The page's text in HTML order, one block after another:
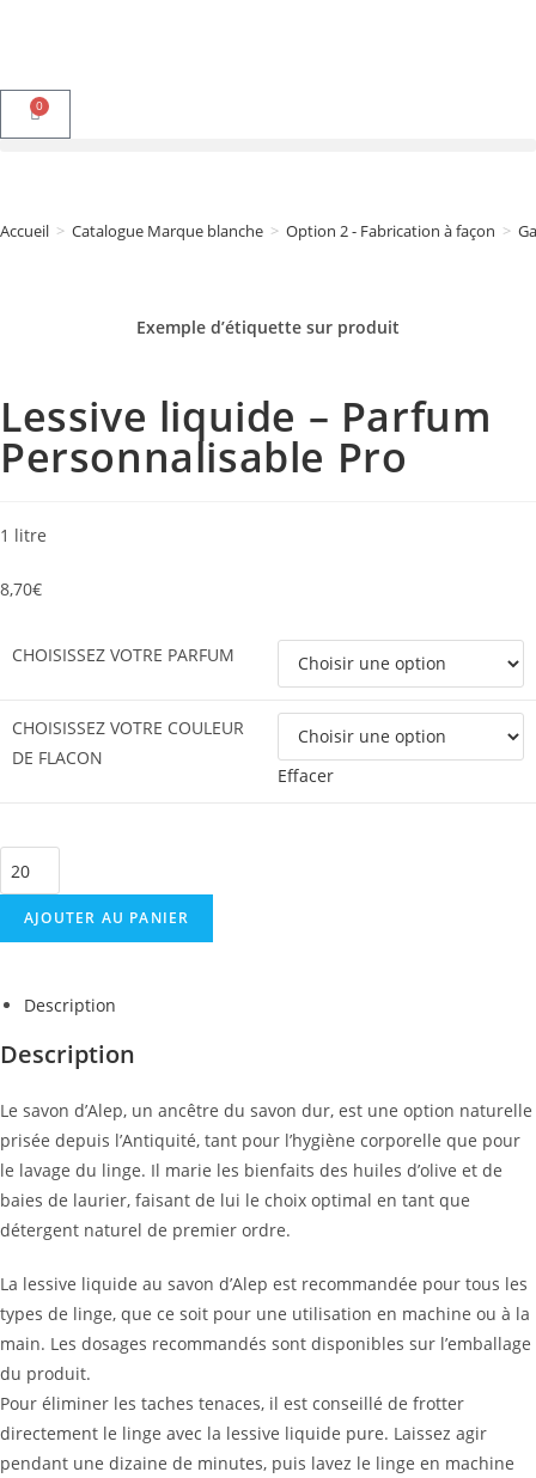
0
Accueil > Catalogue Marque blanche > Option 2 - Fabrication à façon >
Exemple d’étiquette sur produit
Lessive liquide – Parfum
Personnalisable Pro
1 litre
8,70€
CHOISISSEZ VOTRE PARFUM
CHOISISSEZ VOTRE COULEUR
DE FLACON
Effacer
AJOUTER AU PANIER
Description
Description
Le savon d’Alep, un ancêtre du savon dur, est une option naturelle
prisée depuis l’Antiquité, tant pour l’hygiène corporelle que pour
le lavage du linge. Il marie les bienfaits des huiles d’olive et de
baies de laurier, faisant de lui le choix optimal en tant que
détergent naturel de premier ordre.
La lessive liquide au savon d’Alep est recommandée pour tous les
types de linge, que ce soit pour une utilisation en machine ou à la
main. Les dosages recommandés sont disponibles sur l’emballage
du produit.
Pour éliminer les taches tenaces, il est conseillé de frotter
directement le linge avec la lessive liquide pure. Laissez agir
pendant une dizaine de minutes, puis lavez le linge en machine